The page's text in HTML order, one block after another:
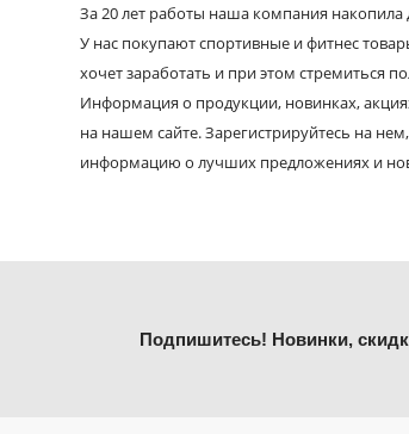
За 20 лет работы наша компания
У нас покупают спортивные и фитнес
хочет заработать и при этом стремиться
Информация о продукции, новинках,
на нашем сайте. Зарегистрируйтесь на
информацию о лучших предложениях и
Подпишитесь! Новинки,